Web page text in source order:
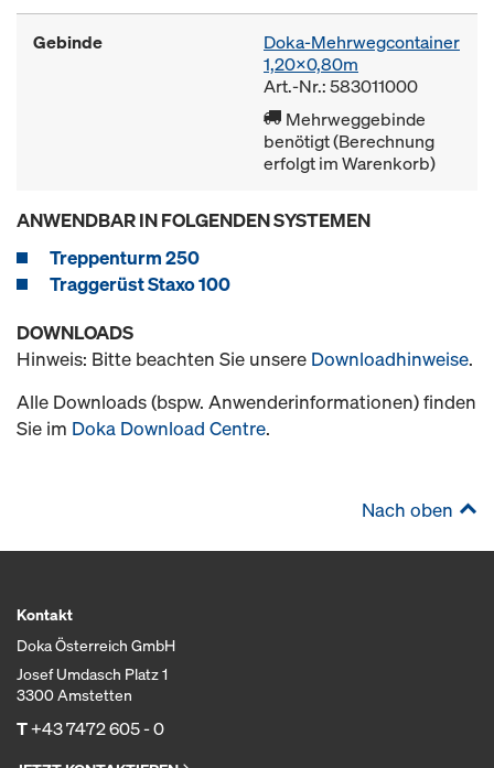
Gebinde
Doka-Mehrwegcontainer
1,20x0,80m
Art.-Nr.: 583011000
Mehrweggebinde
benötigt (Berechnung
erfolgt im Warenkorb)
ANWENDBAR IN FOLGENDEN SYSTEMEN
Treppenturm 250
Traggerüst Staxo 100
DOWNLOADS
Hinweis: Bitte beachten Sie unsere Downloadhinweise.
Alle Downloads (bspw. Anwenderinformationen) finden
Sie im Doka Download Centre.
Nach oben
Kontakt
Doka Österreich GmbH
Josef Umdasch Platz 1
3300 Amstetten
T+43 7472 605 - 0